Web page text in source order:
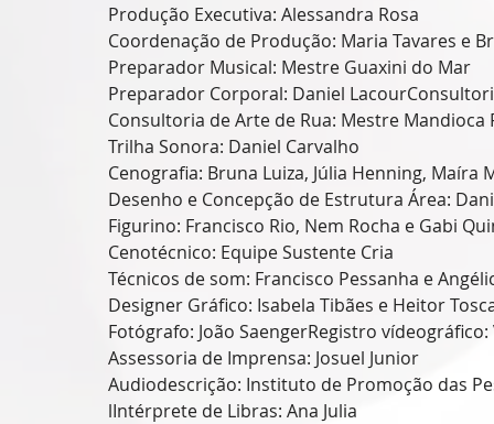
Produção Executiva: Alessandra Rosa
Coordenação de Produção: Maria Tavares e
Preparador Musical: Mestre Guaxini do Mar
Preparador Corporal: Daniel
Consultoria de Arte de Rua: Mestre Mandioca
Trilha Sonora: Daniel Carvalho
Cenografia: Bruna Luiza, Júlia Henning, Maíra
Desenho e Concepção de Estrutura Área:
Figurino: Francisco Rio, Nem Rocha e Gabi
Cenotécnico: Equipe Sustente Cria
Técnicos de som: Francisco Pessanha e
Designer Gráfico: Isabela Tibães e Heitor
Fotógrafo: João SaengerRegistro
Assessoria de Imprensa: Josuel Junior
Audiodescrição: Instituto de Promoção das
lIntérprete de Libras: Ana Julia